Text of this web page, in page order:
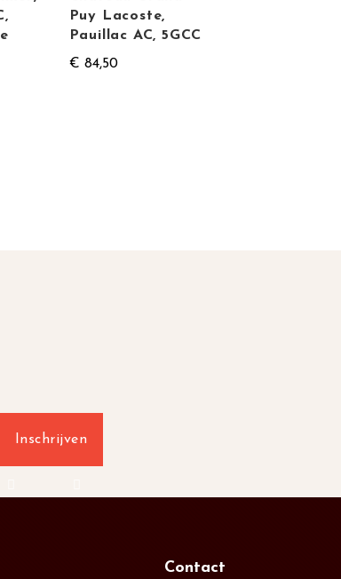
Puy Lacoste,
Pauillac AC, 5GCC
€ 84,50
Contact